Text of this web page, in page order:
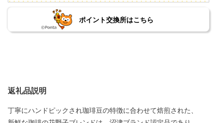
ポイント交換所はこちら
返礼品説明
丁寧にハンドピックされ珈琲豆の特徴に合わせて焙煎された、